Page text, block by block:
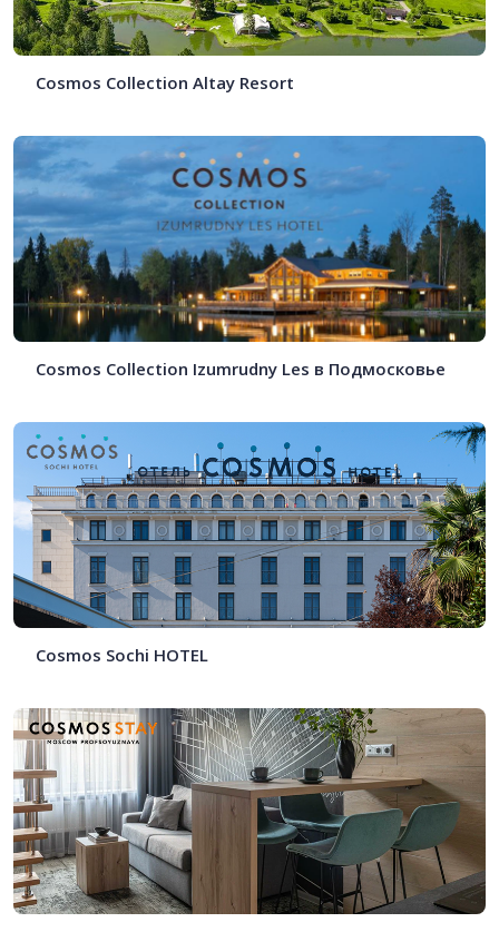
Cosmos Collection Altay Resort
Cosmos Collection Izumrudny Les в Подмосковье
Cosmos Sochi HOTEL